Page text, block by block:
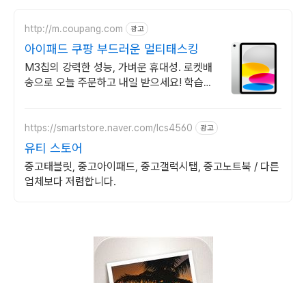
http://m.coupang.com 광고
아이패드 쿠팡 부드러운 멀티태스킹
M3칩의 강력한 성능, 가벼운 휴대성. 로켓배
송으로 오늘 주문하고 내일 받으세요! 학습,
https://smartstore.naver.com/lcs4560 광고
유티 스토어
중고태블릿, 중고아이패드, 중고갤럭시탭, 중고노트북 / 다른
업체보다 저렴합니다.